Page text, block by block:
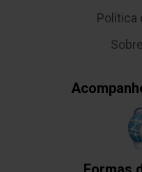
Política